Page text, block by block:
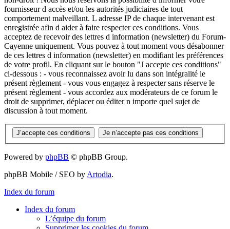
fournisseur d accès et/ou les autorités judiciaires de tout
comportement malveillant. L adresse IP de chaque intervenant est
enregistrée afin d aider à faire respecter ces conditions. Vous
acceptez de recevoir des lettres d information (newsletter) du Forum-
Cayenne uniquement. Vous pouvez à tout moment vous désabonner
de ces lettres d information (newsletter) en modifiant les préférences
de votre profil. En cliquant sur le bouton "J accepte ces conditions"
ci-dessous : - vous reconnaissez avoir lu dans son intégralité le
présent règlement - vous vous engagez à respecter sans réserve le
présent règlement - vous accordez aux modérateurs de ce forum le
droit de supprimer, déplacer ou éditer n importe quel sujet de
discussion à tout moment.
Powered by phpBB © phpBB Group.
phpBB Mobile / SEO by Artodia.
Index du forum
Index du forum
L’équipe du forum